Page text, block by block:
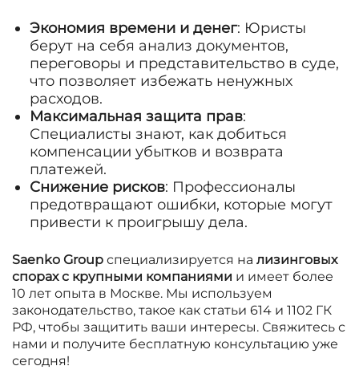
Экономия времени и денег: Юристы
берут на себя анализ документов,
переговоры и представительство в суде,
что позволяет избежать ненужных
расходов.
Максимальная защита прав:
Специалисты знают, как добиться
компенсации убытков и возврата
платежей.
Снижение рисков: Профессионалы
предотвращают ошибки, которые могут
привести к проигрышу дела.
Saenko Group специализируется на лизинговых
спорах с крупными компаниями и имеет более
10 лет опыта в Москве. Мы используем
законодательство, такое как статьи 614 и 1102 ГК
РФ, чтобы защитить ваши интересы. Свяжитесь с
нами и получите бесплатную консультацию уже
сегодня!